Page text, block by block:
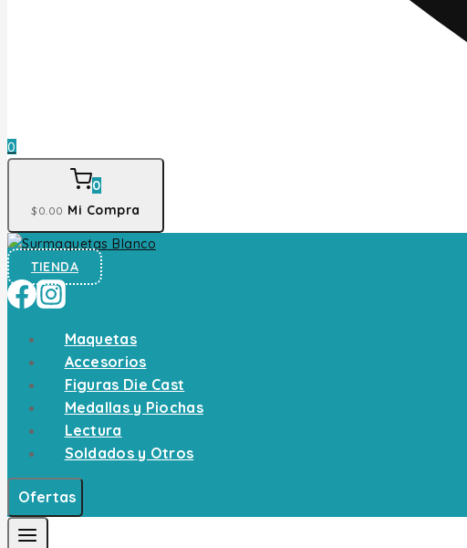
0
0
$0 .00 Mi Compra
TIENDA
Maquetas
Accesorios
Figuras Die Cast
Medallas y Piochas
Lectura
Soldados y Otros
Ofertas